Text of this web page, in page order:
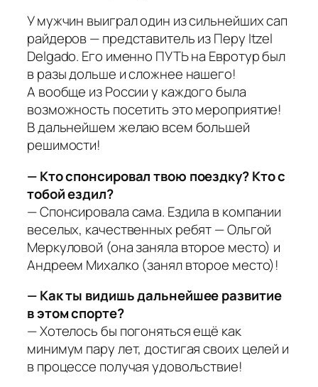
У мужчин выиграл один из сильнейших сап
райдеров — представитель из Перу Itzel
Delgado. Его именно ПУТЬ на Евротур был
в разы дольше и сложнее нашего!
А вообще из России у каждого была
возможность посетить это мероприятие!
В дальнейшем желаю всем большей
решимости!
— Кто спонсировал твою поездку? Кто с
тобой ездил?
— Спонсировала сама. Ездила в компании
веселых, качественных ребят — Ольгой
Меркуловой (она заняла второе место) и
Андреем Михалко (занял второе место)!
— Как ты видишь дальнейшее развитие
в этом спорте?
— Хотелось бы погоняться ещё как
минимум пару лет, достигая своих целей и
в процессе получая удовольствие!